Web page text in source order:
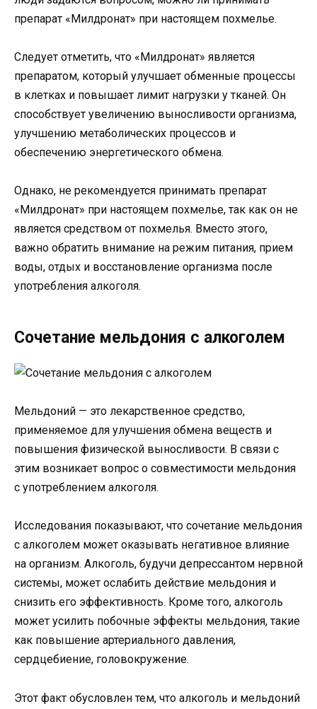
препарат «Милдронат» при настоящем похмелье.
Следует отметить, что «Милдронат» является
препаратом, который улучшает обменные процессы
в клетках и повышает лимит нагрузки у тканей. Он
способствует увеличению выносливости организма,
улучшению метаболических процессов и
обеспечению энергетического обмена.
Однако, не рекомендуется принимать препарат
«Милдронат» при настоящем похмелье, так как он не
является средством от похмелья. Вместо этого,
важно обратить внимание на режим питания, прием
воды, отдых и восстановление организма после
употребления алкоголя.
Сочетание мельдония с алкоголем
Мельдоний — это лекарственное средство,
применяемое для улучшения обмена веществ и
повышения физической выносливости. В связи с
этим возникает вопрос о совместимости мельдония
с употреблением алкоголя.
Исследования показывают, что сочетание мельдония
с алкоголем может оказывать негативное влияние
на организм. Алкоголь, будучи депрессантом нервной
системы, может ослабить действие мельдония и
снизить его эффективность. Кроме того, алкоголь
может усилить побочные эффекты мельдония, такие
как повышение артериального давления,
сердцебиение, головокружение.
Этот факт обусловлен тем, что алкоголь и мельдоний